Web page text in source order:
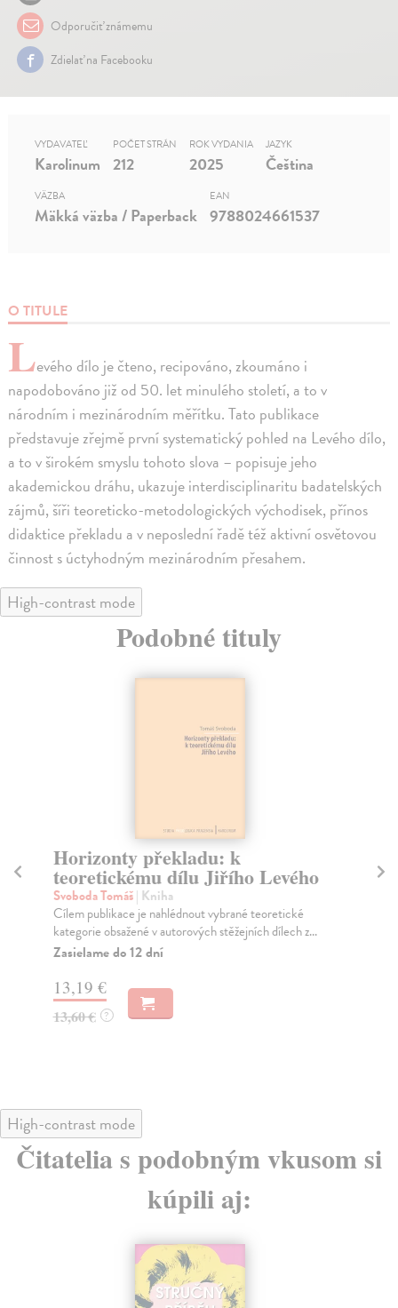
Odporučiť známemu
Zdielať na Facebooku
O TITULE
Levého dílo je čteno, recipováno, zkoumáno i
napodobováno již od 50. let minulého století, a to v
národním i mezinárodním měřítku. Tato publikace
představuje zřejmě první systematický pohled na Levého dílo,
a to v širokém smyslu tohoto slova – popisuje jeho
akademickou dráhu, ukazuje interdisciplinaritu badatelských
zájmů, šíři teoreticko-metodologických východisek, přínos
didaktice překladu a v neposlední řadě též aktivní osvětovou
činnost s úctyhodným mezinárodním přesahem.
VYDAVATEĽ
Karolinum
POČET STRÁN
212
ROK VYDANIA
2025
JAZYK
Čeština
VÄZBA
Mäkká väzba / Paperback
EAN
9788024661537
High-contrast mode
Podobné tituly
Umění překladu
Levý Jiří| Kniha
Již čtvrté vydání dosud nepřekonané práce české
teorie překladu, na které vyrůstaly generace překlad...
Zasielame do 12 dní
23,30 € ?
High-contrast mode
Čitatelia s podobným vkusom si
kúpili aj: